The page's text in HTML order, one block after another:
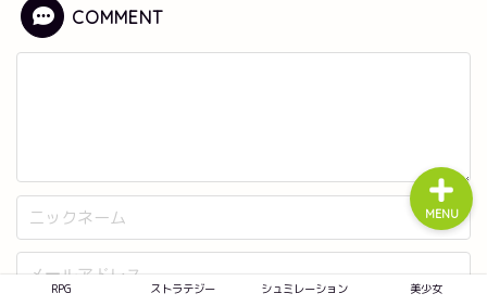
COMMENT
RPG ストラテジー シュミレーション 美少女
MENU